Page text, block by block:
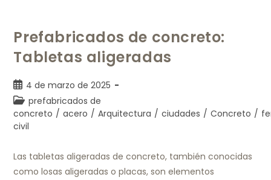
Prefabricados de concreto:
Tabletas aligeradas
4 de marzo de 2025
prefabricados de
concreto / acero / Arquitectura / ciudades / Concreto /
civil
Las tabletas aligeradas de concreto, también conocidas
como losas aligeradas o placas, son elementos